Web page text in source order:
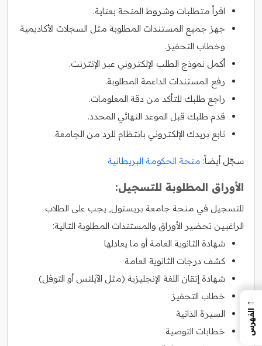
اقرأ متطلبات وشروط المنحة بعناية.
جهز جميع المستندات المطلوبة مثل السجلات الأكاديمية
وخطاب التحفيز.
أكمل نموذج الطلب الإلكتروني عبر الإنترنت.
رفع المستندات الداعمة المطلوبة.
راجع طلبك للتأكد من دقة المعلومات.
قدم طلبك قبل الموعد النهائي المحدد.
تابع بريدك الإلكتروني بانتظام للرد من الجامعة.
سجّل أيضاً: منحة الحكومة البريطانية
الأوراق المطلوبة للتسجيل:
للتسجيل في منحة جامعة بريستول, يجب على الطلاب
الراغبين تحضير الأوراق والمستندات المطلوبة التالية:
شهادة الثانوية العامة أو ما يعادلها
كشف درجات الثانوية العامة
شهادة إتقان اللغة الإنجليزية (مثل الآيلتس أو التوفل)
خطاب التحفيز
السيرة الذاتية
خطابات التوصية
←
الفهرس